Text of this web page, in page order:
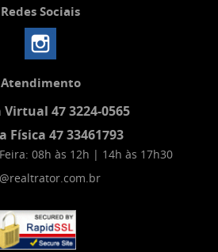
Redes Sociais
Atendimento
Virtual 47 3224-0565
Física 47 33461793
08h às 12h | 14h às 17h30